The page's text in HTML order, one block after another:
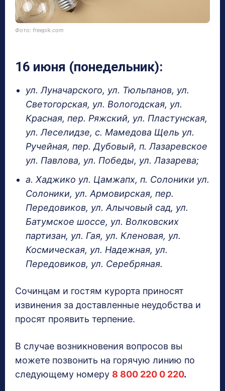
Фото: freepik.com
16 июня (понедельник):
ул. Луначарского, ул. Тюльпанов, ул.
Светогорская, ул. Вологодская, ул.
Красная, пер. Ряжский, ул. Пластунская,
ул. Леселидзе, с. Мамедова Щель ул.
Ручейная, пер. Дубовый, п. Лазаревское
ул. Павлова, ул. Победы, ул. Лазарева;
а. Хаджико ул. Цамжапх, п. Солоники ул.
Солоники, ул. Армовирская, пер.
Передовиков, ул. Алычовый сад, ул.
Батумское шоссе, ул. Волковских
партизан, ул. Гая, ул. Кленовая, ул.
Космическая, ул. Надежная, ул.
Передовиков, ул. Серебряная.
Сочинцам и гостям курорта приносят
извинения за доставленные неудобства и
просят проявить терпение.
В случае возникновения вопросов вы
можете позвонить на горячую линию по
следующему номеру 8 800 220 0 220.